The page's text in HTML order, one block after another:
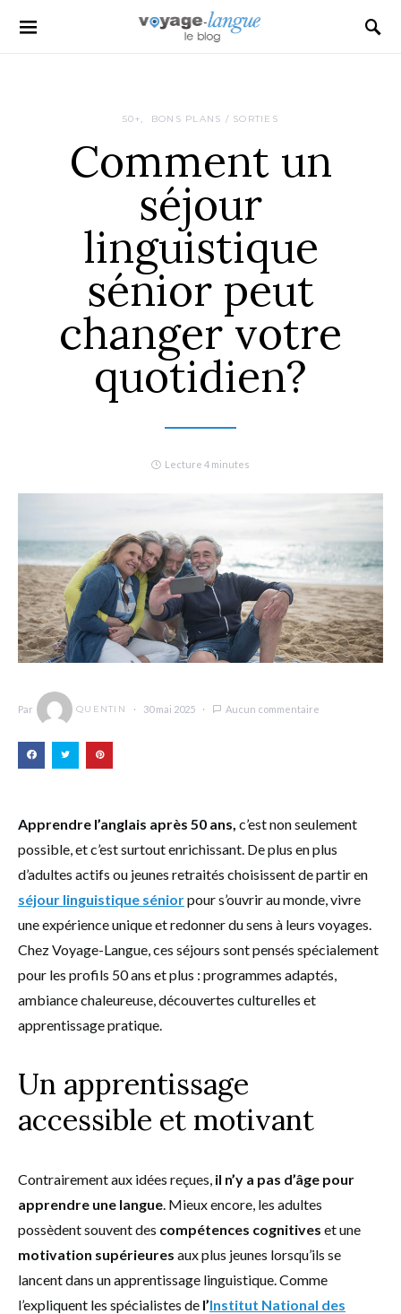
Search for:
50+ BONS PLANS / SORTIES
Comment un
séjour
linguistique
sénior peut
changer votre
quotidien?
Lecture 4 minutes
Par QUENTIN 30 mai 2025 Aucun commentaire
Apprendre l’anglais après 50 ans, c’est non seulement
possible, et c’est surtout enrichissant. De plus en plus
d’adultes actifs ou jeunes retraités choisissent de partir en
séjour linguistique séniorpour s’ouvrir au monde, vivre
une expérience unique et redonner du sens à leurs voyages.
Chez Voyage-Langue, ces séjours sont pensés spécialement
pour les profils 50 ans et plus : programmes adaptés,
ambiance chaleureuse, découvertes culturelles et
apprentissage pratique.
Un apprentissage
accessible et motivant
Contrairement aux idées reçues, il n’y a pas d’âge pour
apprendre une langue . Mieux encore, les adultes
possèdent souvent des compétences cognitives et une
motivation supérieures aux plus jeunes lorsqu’ils se
lancent dans un apprentissage linguistique. Comme
l’expliquent les spécialistes de l’Institut National des